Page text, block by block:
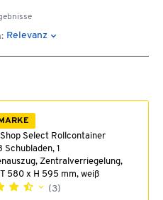
Relevanz
Select Rollcontainer
Schubladen, 1
Zentralverriegelung,
580 x H 595 mm, weiß
(3)